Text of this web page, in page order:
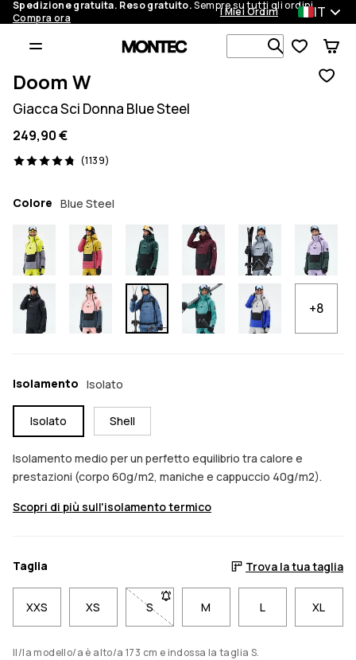
Spedizione gratuita. Reso gratuito.Sempre su tutti gli ordini.
Compra ora
I Miei Ordini IT
Cerca tra 1
Doom W
Giacca Sci Donna Blue Steel
249,90 €
(1139)
1139 recensioni, 4.8/5
Colore Blue Steel
+8
Isolamento Isolato
Isolato Shell
Isolamento medio per un perfetto equilibrio tra calore e
prestazioni (corpo 60g/m2, maniche e cappuccio 40g/m2).
Scopri di più sull'isolamento termico
Taglia Trova la tua taglia
XXS XS S- Taglia S non disponibile. Clicca per
M L XL
Il/la modello/a è alto/a 173 cm e indossa la taglia S.